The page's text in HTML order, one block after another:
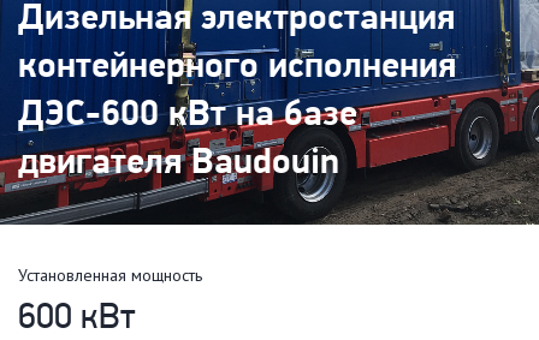
Дизельная электростанция
контейнерного исполнения
ДЭС-600 кВт на базе
двигателя Baudouin
Установленная мощность
600 кВт